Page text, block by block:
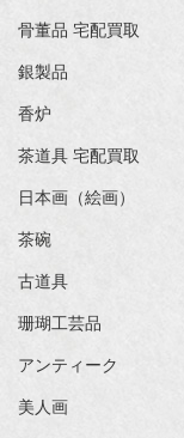
骨董品 宅配買取
銀製品
香炉
茶道具 宅配買取
日本画（絵画）
茶碗
古道具
珊瑚工芸品
アンティーク
美人画